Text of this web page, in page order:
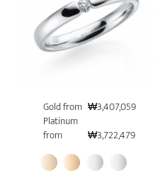
Gold from ₩3,407,059
Platinum
from
₩3,722,479